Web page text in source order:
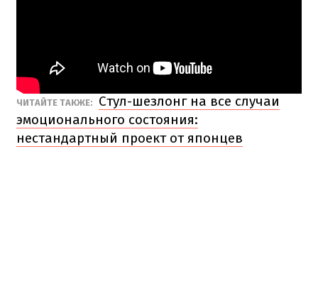
ЧИТАЙТЕ ТАКЖЕ:
Стул-шезлонг на все случаи
эмоционального состояния:
нестандартный проект от японцев